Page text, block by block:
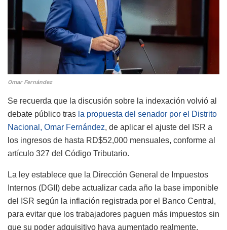
Omar Fernández
Se recuerda que la discusión sobre la indexación volvió al
debate público tras la propuesta del senador por el Distrito
Nacional, Omar Fernández, de aplicar el ajuste del ISR a
los ingresos de hasta RD$52,000 mensuales, conforme al
artículo 327 del Código Tributario.
La ley establece que la Dirección General de Impuestos
Internos (DGII) debe actualizar cada año la base imponible
del ISR según la inflación registrada por el Banco Central,
para evitar que los trabajadores paguen más impuestos sin
que su poder adquisitivo haya aumentado realmente.